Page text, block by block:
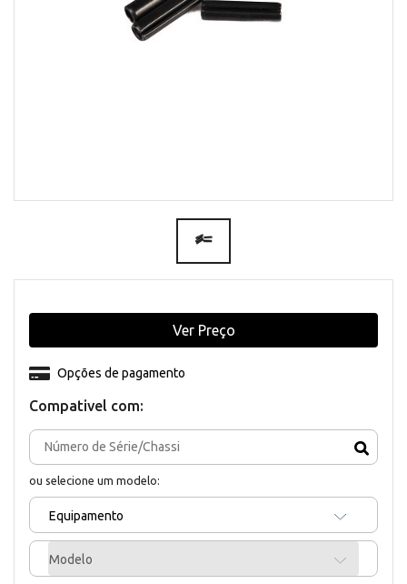
Compativel com:
ou selecione um modelo:
Equipamento
Modelo
Opções de pagamento
Ver Preço